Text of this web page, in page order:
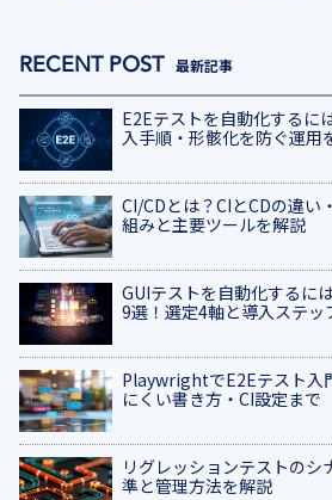
最新記事
E2Eテストを自動化するに
入手順・形骸化を防ぐ運用
CI/CDとは？CIとCDの違い
組みと主要ツールを解説
GUIテストを自動化するに
9選！選定4軸と導入ステッ
PlaywrightでE2Eテスト入
にくい書き方・CI設定まで
リグレッションテストのシ
準と管理方法を解説